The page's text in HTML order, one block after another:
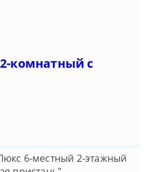
комнатный с